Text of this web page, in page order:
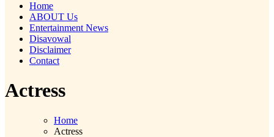
Home
ABOUT Us
Entertainment News
Disavowal
Disclaimer
Contact
Actress
Home
Actress